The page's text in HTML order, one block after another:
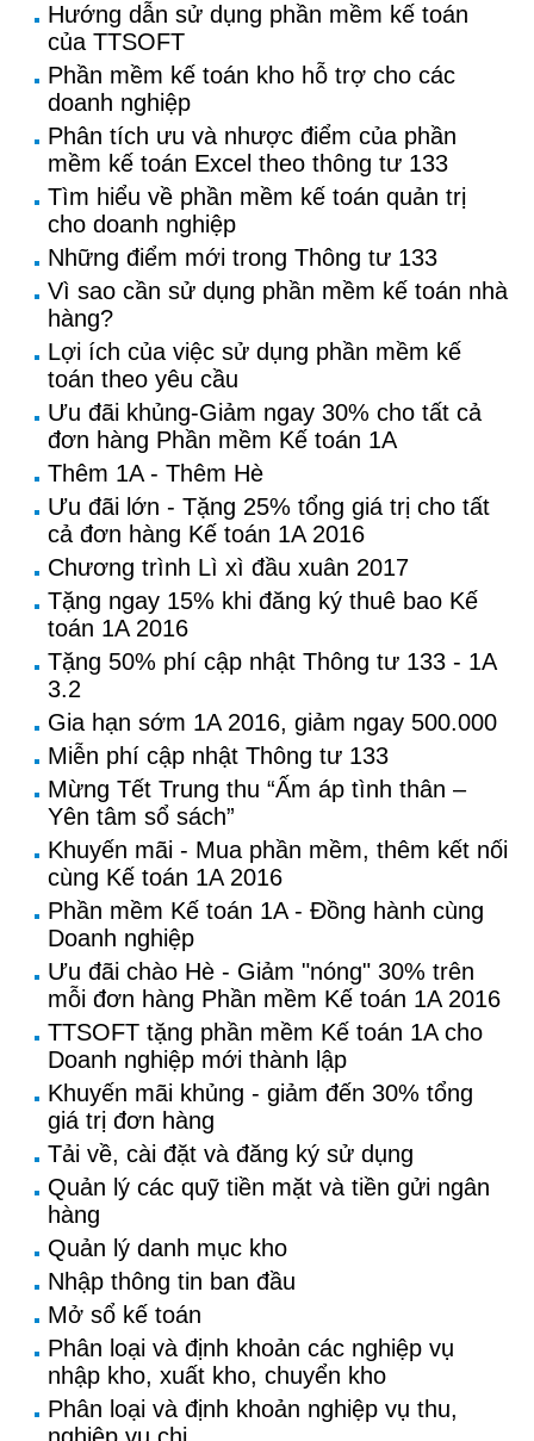
Hướng dẫn sử dụng phần mềm kế toán
của TTSOFT
Phần mềm kế toán kho hỗ trợ cho các
doanh nghiệp
Phân tích ưu và nhược điểm của phần
mềm kế toán Excel theo thông tư 133
Tìm hiểu về phần mềm kế toán quản trị
cho doanh nghiệp
Những điểm mới trong Thông tư 133
Vì sao cần sử dụng phần mềm kế toán nhà
hàng?
Lợi ích của việc sử dụng phần mềm kế
toán theo yêu cầu
Ưu đãi khủng-Giảm ngay 30% cho tất cả
đơn hàng Phần mềm Kế toán 1A
Thêm 1A - Thêm Hè
Ưu đãi lớn - Tặng 25% tổng giá trị cho tất
cả đơn hàng Kế toán 1A 2016
Chương trình Lì xì đầu xuân 2017
Tặng ngay 15% khi đăng ký thuê bao Kế
toán 1A 2016
Tặng 50% phí cập nhật Thông tư 133 - 1A
3.2
Gia hạn sớm 1A 2016, giảm ngay 500.000
Miễn phí cập nhật Thông tư 133
Mừng Tết Trung thu “Ấm áp tình thân –
Yên tâm sổ sách”
Khuyến mãi - Mua phần mềm, thêm kết nối
cùng Kế toán 1A 2016
Phần mềm Kế toán 1A - Đồng hành cùng
Doanh nghiệp
Ưu đãi chào Hè - Giảm "nóng" 30% trên
mỗi đơn hàng Phần mềm Kế toán 1A 2016
TTSOFT tặng phần mềm Kế toán 1A cho
Doanh nghiệp mới thành lập
Khuyến mãi khủng - giảm đến 30% tổng
giá trị đơn hàng
Tải về, cài đặt và đăng ký sử dụng
Quản lý các quỹ tiền mặt và tiền gửi ngân
hàng
Quản lý danh mục kho
Nhập thông tin ban đầu
Mở sổ kế toán
Phân loại và định khoản các nghiệp vụ
nhập kho, xuất kho, chuyển kho
Phân loại và định khoản nghiệp vụ thu,